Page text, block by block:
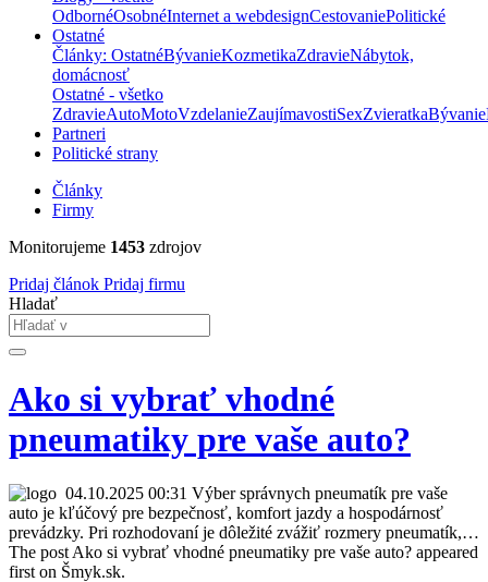
OdbornéOsobnéInternet a webdesignCestovaniePolitické
Ostatné
Články: OstatnéBývanieKozmetikaZdravieNábytok,
domácnosť
Ostatné - všetko
ZdravieAutoMotoVzdelanieZaujímavostiSexZvieratkaBývanie
Partneri
Politické strany
Články
Firmy
Monitorujeme 1453 zdrojov
Pridaj článok Pridaj firmu
Hladať
Ako si vybrať vhodné
pneumatiky pre vaše auto?
04.10.2025 00:31 Výber správnych pneumatík pre vaše
auto je kľúčový pre bezpečnosť, komfort jazdy a hospodárnosť
prevádzky. Pri rozhodovaní je dôležité zvážiť rozmery pneumatík,…
The post Ako si vybrať vhodné pneumatiky pre vaše auto? appeared
first on Šmyk.sk.